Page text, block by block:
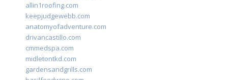
allin1roofing.com
keepjudgewebb.com
anatomyofadventure.com
drivancastillo.com
cmmedspa.com
midletontkd.com
gardensandgrills.com